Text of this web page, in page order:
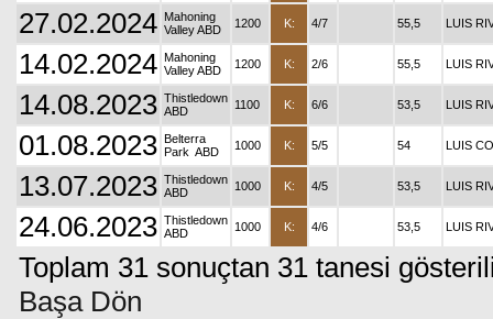
27.02.2024 Mahoning
Valley ABD
1200 K: 4/7 55,5 LUIS
14.02.2024 Mahoning
Valley ABD
1200 K: 2/6 55,5 LUIS
14.08.2023 Thistledown
ABD
1100 K: 6/6 53,5 LUIS
01.08.2023 Belterra
Park ABD
1000 K: 5/5 54 LUIS
13.07.2023 Thistledown
ABD
1000 K: 4/5 53,5 LUIS
24.06.2023 Thistledown
ABD
1000 K: 4/6 53,5 LUIS
Toplam 31 sonuçtan 31 tanesi
Başa Dön